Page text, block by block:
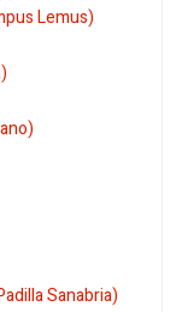
Lemus)
Sanabria)